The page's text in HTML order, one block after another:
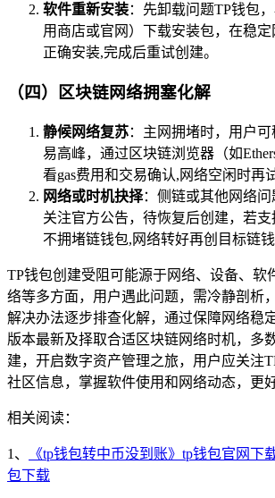
软件重新安装：先卸载问题TP钱包
用商店或官网）下载安装包，在稳
正确安装,完成后重试创建。
（四）区块链网络拥塞化解
静候网络复苏：主网拥堵时，用户
易高峰，通过区块链浏览器（如
看gas费用和交易确认,网络空闲时再
网络或时机抉择：侧链或其他网络问
关注官方公告，待恢复后创建，若
不拥堵链钱包,网络转好再创目标链钱
TP钱包创建受阻可能源于网络、设备、软
络等多方面，用户遇此问题，需冷静剖析
解决办法逐步排查化解，通过保障网络稳
版本最新及择取合适区块链网络时机，多
建，开启数字资产管理之旅，用户应关注
社区信息，掌握软件使用和网络动态，更
相关阅读：
1、
《tp钱包转中币没到账》tp钱包官网下
包下载